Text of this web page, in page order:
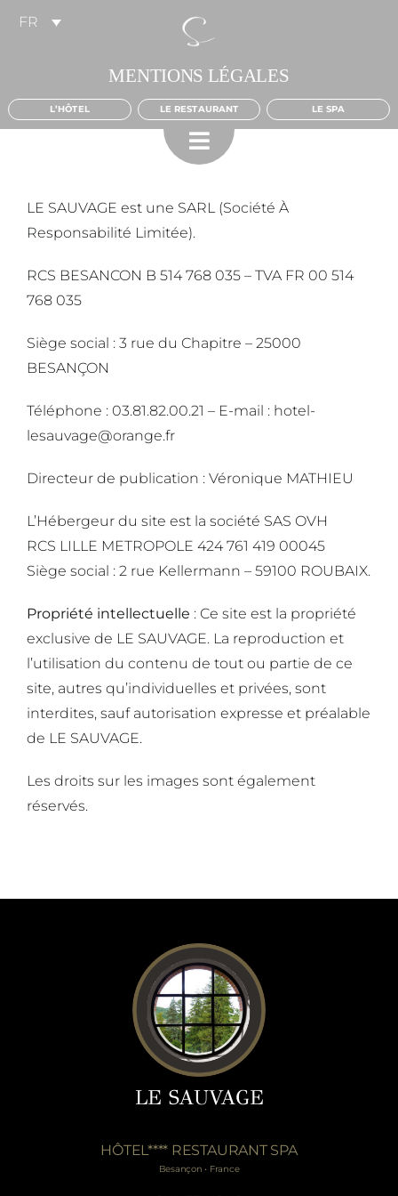
MENTIONS LÉGALES
FR
L’HÔTEL LE RESTAURANT LE SPA
LE SAUVAGE est une SARL (Société À
Responsabilité Limitée).
RCS BESANCON B 514 768 035 – TVA FR 00 514
768 035
Siège social : 3 rue du Chapitre – 25000
BESANÇON
Téléphone : 03.81.82.00.21 – E-mail : hotel-
lesauvage@orange.fr
Directeur de publication : Véronique MATHIEU
L’Hébergeur du site est la société SAS OVH
RCS LILLE METROPOLE 424 761 419 00045
Siège social : 2 rue Kellermann – 59100 ROUBAIX.
Propriété intellectuelle : Ce site est la propriété
exclusive de LE SAUVAGE. La reproduction et
l’utilisation du contenu de tout ou partie de ce
site, autres qu’individuelles et privées, sont
interdites, sauf autorisation expresse et préalable
de LE SAUVAGE.
Les droits sur les images sont également
réservés.
LE SAUVAGE
HÔTEL**** RESTAURANT SPA
Besançon • France